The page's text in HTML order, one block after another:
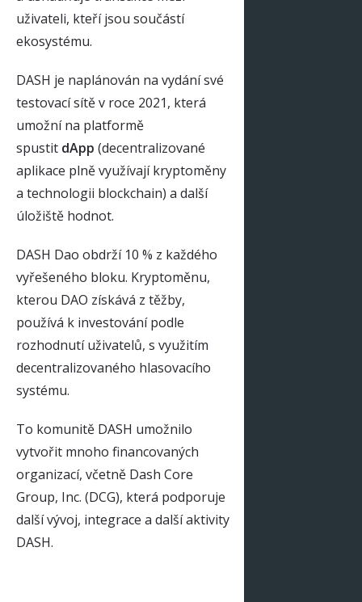
uživateli, kteří jsou součástí
ekosystému.
DASH je naplánován na vydání své
testovací sítě v roce 2021, která
umožní na platformě
spustit dApp (decentralizované
aplikace plně využívají kryptoměny
a technologii blockchain) a další
úložiště hodnot.
DASH Dao obdrží 10 % z každého
vyřešeného bloku. Kryptoměnu,
kterou DAO získává z těžby,
používá k investování podle
rozhodnutí uživatelů, s využitím
decentralizovaného hlasovacího
systému.
To komunitě DASH umožnilo
vytvořit mnoho financovaných
organizací, včetně Dash Core
Group, Inc. (DCG), která podporuje
další vývoj, integrace a další aktivity
DASH.